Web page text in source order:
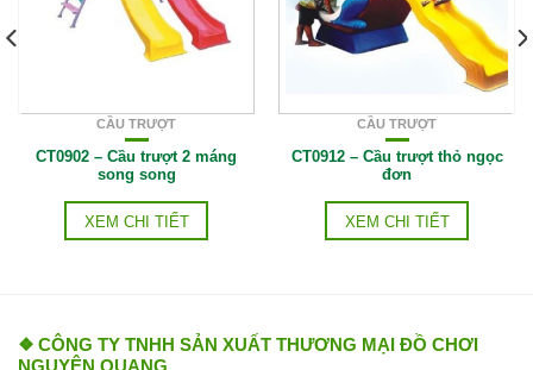
CẦU TRƯỢT
CT0902 – Cầu trượt 2 máng
song song
XEM CHI TIẾT
CẦU TRƯỢT
CT0912 – Cầu trượt thỏ ngọc
đơn
XEM CHI TIẾT
❖ CÔNG TY TNHH SẢN XUẤT THƯƠNG MẠI ĐỒ CHƠI
NGUYÊN QUANG